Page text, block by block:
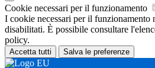
Cookie necessari per il funzionamento
I cookie necessari per il funzionamento
disabilitati. È possibile consultare
policy.
Accetta tutti Salva le preferenze